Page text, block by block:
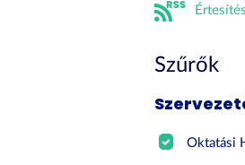
Szűrők
Oktatási